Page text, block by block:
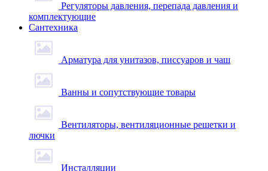
Регуляторы давления, перепада давления и
комплектующие
Сантехника
Арматура для унитазов, писсуаров и чаш
Ванны и сопутствующие товары
Вентиляторы, вентиляционные решетки и
лючки
Инсталляции